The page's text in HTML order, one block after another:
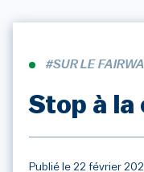
#SUR LE
Stop à
Publié le 22 février